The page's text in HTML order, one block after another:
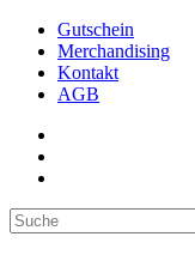
Gutschein
Merchandising
Kontakt
AGB
Suchen